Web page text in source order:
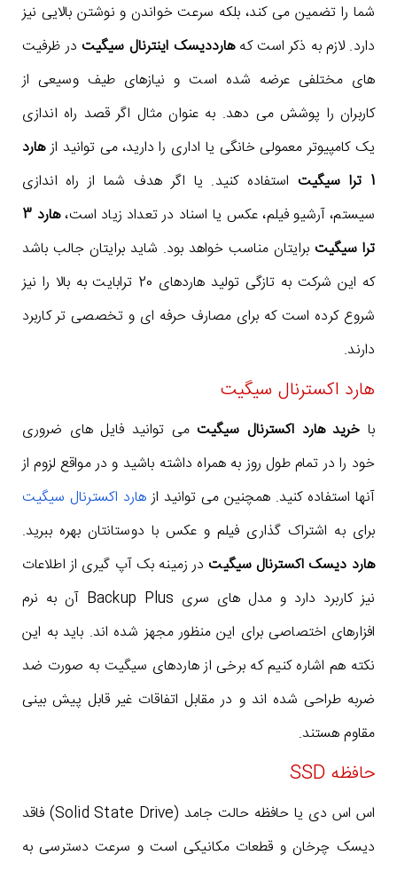
شما را تضمین می کند، بلکه سرعت خواندن و نوشتن بالایی نیز
دارد. لازم به ذکر است کههارددیسک اینترنال سیگیت در ظرفیت
های مختلفی عرضه شده است و نیازهای طیف وسیعی از
کاربران را پوشش می دهد. به عنوان مثال اگر قصد راه اندازی
یک کامپیوتر معمولی خانگی یا اداری را دارید، می توانید ازهارد
1 ترا سیگیت
استفاده کنید. یا اگر هدف شما از راه اندازی
سیستم، آرشیو فیلم، عکس یا اسناد در تعداد زیاد است،
هارد 3
ترا سیگیت برایتان مناسب خواهد بود. شاید برایتان جالب باشد
که این شرکت به تازگی تولید هاردهای 20 ترابایت به بالا را نیز
شروع کرده است که برای مصارف حرفه ای و تخصصی تر کاربرد
دارند.
هارد اکسترنال سیگیت
با خرید هارد اکسترنال سیگیت می توانید فایل های ضروری
خود را در تمام طول روز به همراه داشته باشید و در مواقع لزوم از
آنها استفاده کنید. همچنین می توانید ازهارد اکسترنال سیگیت
برای به اشتراک گذاری فیلم و عکس با دوستانتان بهره ببرید.
هارد دیسک اکسترنال سیگیت در زمینه بک آپ گیری از اطلاعات
نیز کاربرد دارد و مدل های سری Backup Plus آن به نرم
افزارهای اختصاصی برای این منظور مجهز شده اند. باید به این
نکته هم اشاره کنیم که برخی از هاردهای سیگیت به صورت ضد
ضربه طراحی شده اند و در مقابل اتفاقات غیر قابل پیش بینی
مقاوم هستند.
حافظه SSD
اس اس دی یا حافظه حالت جامد (Solid State Drive) فاقد
دیسک چرخان و قطعات مکانیکی است و سرعت دسترسی به